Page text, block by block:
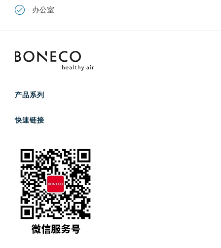
办公室
产品系列
耗材
快速链接
咨询顾问
服务
关于我们